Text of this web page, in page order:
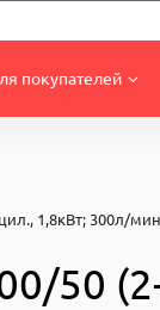
покупателей
1,8кВт; 300л/
50